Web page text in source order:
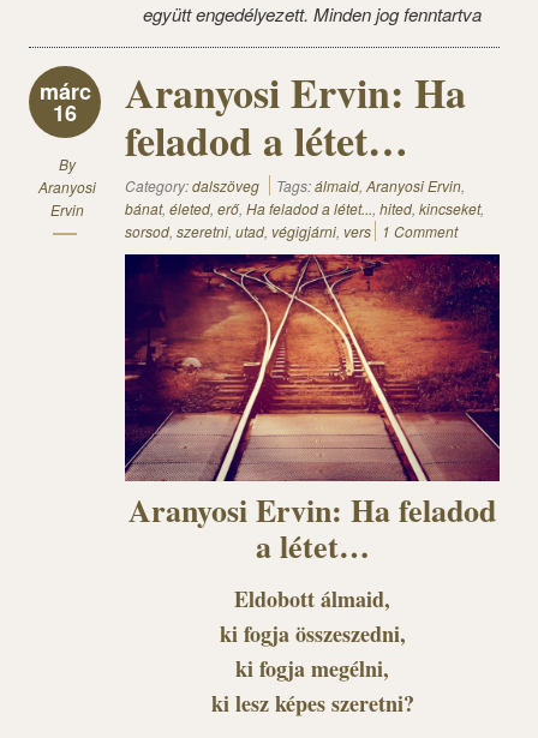
együtt engedélyezett. Minden jog fenntartva
márc
16
By
Aranyosi
Ervin
Aranyosi Ervin: Ha
feladod a létet…
Category:dalszöveg Tags:álmaid, Aranyosi Ervin,
bánat, életed, erő, Ha feladod a létet..., hited, kincseket,
sorsod, szeretni, utad, végigjárni, vers 1 Comment
Aranyosi Ervin: Ha feladod
a létet…
Eldobott álmaid,
ki fogja összeszedni,
ki fogja megélni,
ki lesz képes szeretni?